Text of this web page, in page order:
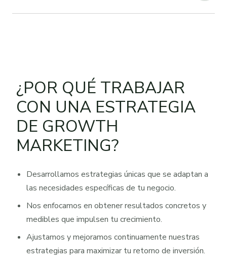
¿POR QUÉ TRABAJAR
CON UNA ESTRATEGIA
DE GROWTH
MARKETING?
Desarrollamos estrategias únicas que se adaptan a
las necesidades específicas de tu negocio.
Nos enfocamos en obtener resultados concretos y
medibles que impulsen tu crecimiento.
Ajustamos y mejoramos continuamente nuestras
estrategias para maximizar tu retorno de inversión.